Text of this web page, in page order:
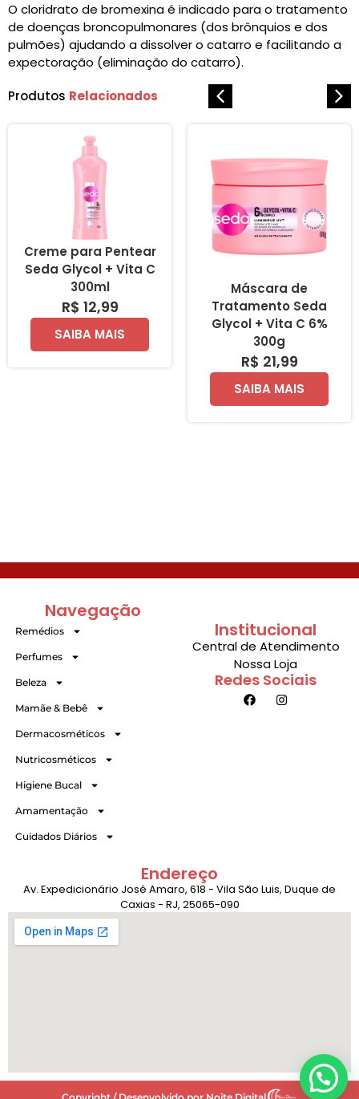
O cloridrato de bromexina é indicado para o tratamento
de doenças broncopulmonares (dos brônquios e dos
pulmões) ajudando a dissolver o catarro e facilitando a
expectoração (eliminação do catarro).
Produtos Relacionados
Creme para Pentear
Seda Glycol + Vita C
300ml
R$ 12,99
SAIBA MAIS
Máscara de
Tratamento Seda
Glycol + Vita C 6%
300g
R$ 21,99
SAIBA MAIS
Institucional
Central de Atendimento
Nossa Loja
Redes Sociais
Navegação
Remédios
Perfumes
Beleza
Mamãe & Bebê
Dermacosméticos
Nutricosméticos
Higiene Bucal
Amamentação
Cuidados Diários
Endereço
Av. Expedicionário José Amaro, 618 - Vila São Luis, Duque de
Caxias - RJ, 25065-090